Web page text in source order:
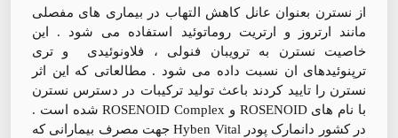
از نسترن بعنوان عانل کاهش التهاب در بیماری های مفصلی
مانند ارتروز و ارتریت روماتوئید استفاده می شود . این
خاصیت نسترن به ترویبان فنولی ، فلاونوئیدی و تری
ترپنوئیدهای ان نسبت داده می شود . مطالعاتی که این اثر
نسترن را تایید کردند باعث تولید ترکیبات در دسترس نسترن
با نام های ROSENOID و ROSENOID Complex شده است .
در کشور دانمارک پودر Hyben Vital جهت مصرف بیمارانی که